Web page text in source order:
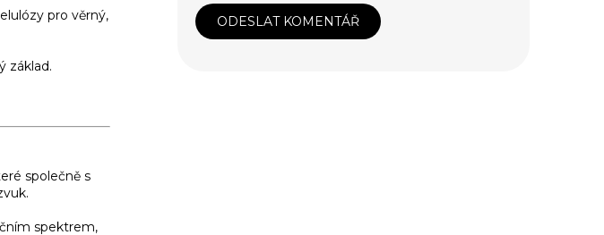
pro věrný,
základ.
společně s
spektrem,
ODESLAT KOMENTÁŘ